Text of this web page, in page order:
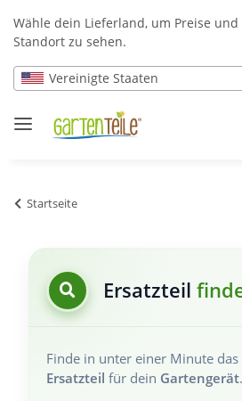
Wähle dein Lieferland, um Preise
Standort zu sehen.
Vereinigte Staaten
Startseite
Ersatzteil
Finde in unter einer Minute das
Ersatzteil für dein Gartengerät.